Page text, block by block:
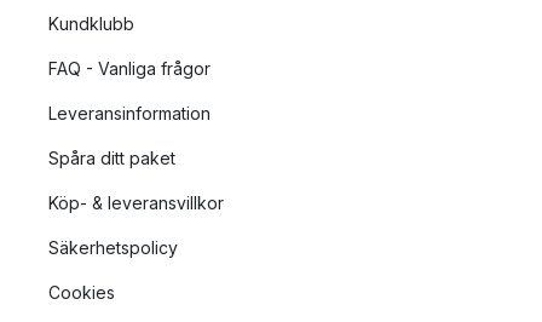
Kundklubb
FAQ - Vanliga frågor
Leveransinformation
Spåra ditt paket
Köp- & leveransvillkor
Säkerhetspolicy
Cookies